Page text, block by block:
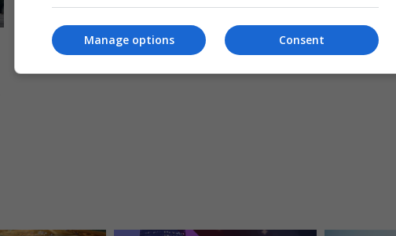
Consent
Manage options